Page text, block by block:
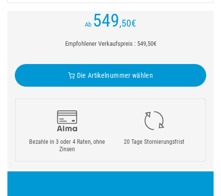
Ab 549,50€
Empfohlener Verkaufspreis : 549,50€
Die Artikelnummer wählen
Bezahle in 3 oder 4 Raten, ohne
Zinsen
20 Tage Stornierungsfrist